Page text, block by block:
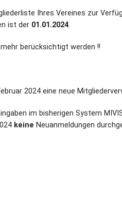
Ihres Vereines zur
ist der 01.01.2024.
berücksichtigt werden !!
2024 eine neue
im bisherigen System
keine Neuanmeldungen